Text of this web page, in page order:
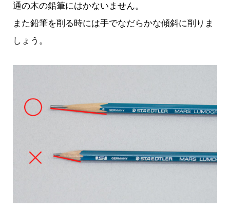
通の木の鉛筆にはかないません。
また鉛筆を削る時には手でなだらかな傾斜に削りま
しょう。